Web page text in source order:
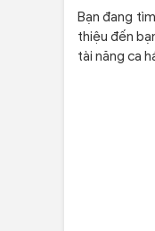
Bạn đang
thiệu đến
tài năng ca